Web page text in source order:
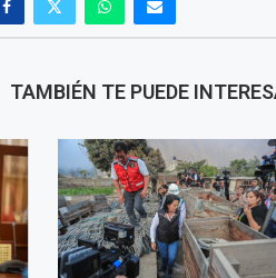
TAMBIÉN TE PUEDE